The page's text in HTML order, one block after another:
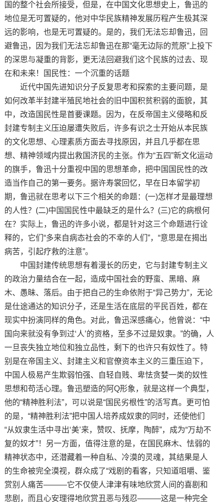
国的整个社会所接受，但是，在中国文化思想史上，鲁迅的
地位是无可置疑的，他对中华民族精神发展历程产生极其深
远的影响，也是无可置疑的。是的，我们无法忘却鲁迅，回
避鲁迅，因为我们无法忘却鲁迅在那“毫无边际的荒原”上投下
的深思与凝重的背影，更无法回避我们这个民族的过去、现
在和未来！国民性：一个沉重的话题
近代中国先进知识分子反复思考和探索的主要问题，是
如何改革半封建半殖民地社会的旧中国积贫积弱的面貌，其
中，改造国民性是首要课题。因为，在反帝国主义侵略和反
封建专制主义压迫屡遭失败后，许多有识之士开始从本民族
的文化思想、心理素质方面去寻找原因，并且几乎都在思
想、精神领域内提出救国济民的主张。作为“五四”新文化运动
的旗手，鲁迅十分重视中国的思想革命，把中国国民性的改
造当作自己的第一要务。据许寿裳回忆，早在日本留学初
期，鲁迅就在思考以下三个相关的命题：(一)怎样才是最理想
的人性？(二)中国国民性中最缺乏的是什么？(三)它的病根何
在？实际上，鲁迅的许多小说，都是针对这三个命题进行诠
释的，它们“多来自病态社会的不幸的人们”，“意思是在揭出
病苦，引起疗救的注意”。
中国封建传统思想有着漫长的历史，它与封建专制主义
的政治力量结合在一起，造成中国社会的野蛮、黑暗、麻
木、愚昧、落后。由于把自己的生命依附于“异己势力”，无论
是仕途通达的知识分子，还是生活在底层的平民百姓，都在
现实中扮演同样的角色。对此，鲁迅深感痛心，他曾说：“中
国向来就没有争到过‘人’的资格，至多不过是奴隶。”的确，人
一旦丧失独立地位和独立品性，剩下的也许只有奴性了。特
别是在帝国主义、封建主义和官僚资本主义的三重压迫下，
中国人极易产生欺弱怕强、自轻自贱、卑怯贪婪一类的奴性
思想和苟活心理。鲁迅塑造的阿Q形象，就是这样一个典型，
他的“精神胜利法”，可以说是“国民劣根性”的活写真。更可怕
的是，“精神胜利法”把中国人培养成奴隶的同时，还使他们
“从奴隶生活中寻出‘美’来，赞叹、抚摩，陶醉”，成为“万劫不
复的奴才”！另一方面，值得注意的是，在国民麻木、怯弱的
精神状态中，还潜藏着一种自私、冷漠的灵魂，其结果是人
的生命被完全漠视，群众成了“戏剧的看客，只知道咀嚼、鉴
赏别人痛苦———它不仅使人津津有味地欣赏人间的喜剧和
悲剧，而且心安理得地欣赏丑恶与残忍———这是一种完全